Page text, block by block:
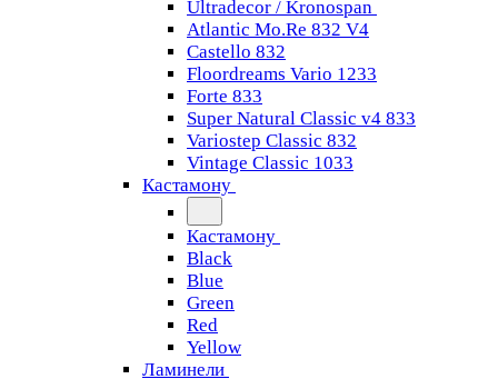
Ultradecor / Kronospan
Atlantic Mo.Re 832 V4
Castello 832
Floordreams Vario 1233
Forte 833
Super Natural Classic v4 833
Variostep Classic 832
Vintage Classic 1033
Кастамону
Кастамону
Black
Blue
Green
Red
Yellow
Ламинели